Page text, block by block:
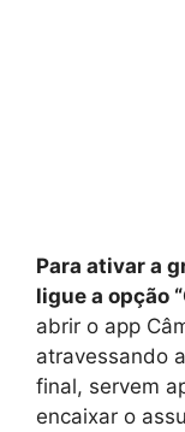
Para ativar a
ligue a opção
abrir o app
atravessando
final, servem
encaixar o